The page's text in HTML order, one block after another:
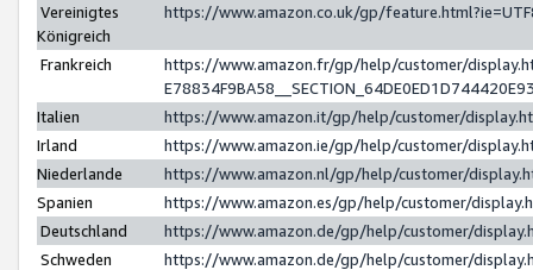
Vereinigtes
Königreich
https://www.amazon.co.uk/gp/
Frankreich
https://www.amazon.fr/gp/help/customer/
Italien
https://www.amazon.it/gp/help/customer/
Irland
https://www.amazon.ie/gp/help/customer/
Niederlande
https://www.amazon.nl/gp/help/customer/
Spanien
https://www.amazon.es/gp/help/customer/
Deutschland
https://www.amazon.de/gp/help/customer/
Schweden
https://www.amazon.de/gp/help/customer/